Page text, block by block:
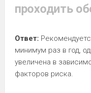
проходить
Ответ:
минимум раз в год,
увеличена в
факторов риска.